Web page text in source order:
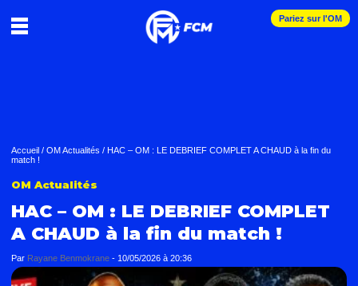
Pariez sur l'OM
Accueil / OM Actualités / HAC – OM : LE DEBRIEF COMPLET A CHAUD à la fin du
match !
OM Actualités
HAC – OM : LE DEBRIEF COMPLET
A CHAUD à la fin du match !
Par Rayane Benmokrane - 10/05/2026 à 20:36